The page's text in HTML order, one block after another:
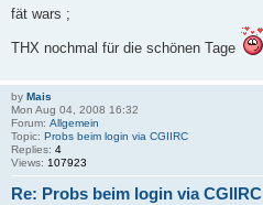
fät wars ;
THX nochmal für die schönen Tage
by Mais
Mon Aug 04, 2008 16:32
Forum: Allgemein
Topic: Probs beim login via CGIIRC
Replies: 4
Views: 107923
Re: Probs beim login via CGIIRC